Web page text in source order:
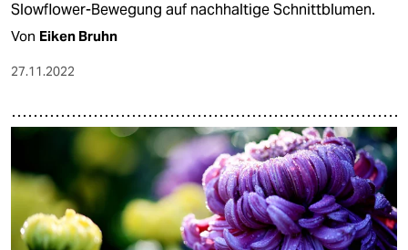
Slowflower-Bewegung auf nachhaltige Schnittblumen.
Von Eiken Bruhn
27.11.2022